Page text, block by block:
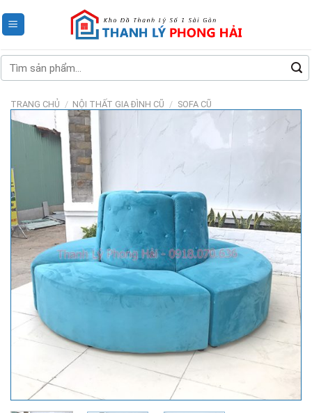
to
Tìm
kiếm:
TRANG CHỦ / NỘI THẤT GIA ĐÌNH CŨ / SOFA CŨ